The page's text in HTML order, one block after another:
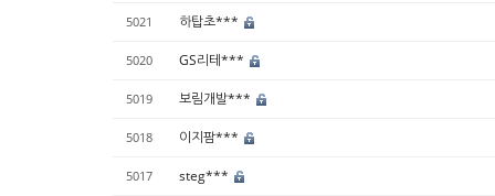
5021 하탑초***
5020 GS리테***
5019 보림개발***
5018 이지팜***
5017 steg***